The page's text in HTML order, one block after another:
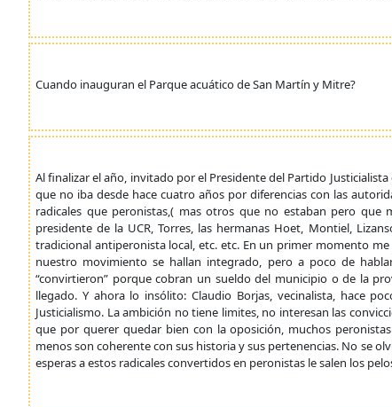
Cuando inauguran el Parque acuático de San Martín y Mitre?
Al finalizar el año, invitado por el Presidente del Partido
que no iba desde hace cuatro años por diferencias con las
radicales que peronistas,( mas otros que no estaban pero
presidente de la UCR, Torres, las hermanas Hoet, Montiel,
tradicional antiperonista local, etc. etc. En un primer momento
nuestro movimiento se hallan integrado, pero a poco de
“convirtieron” porque cobran un sueldo del municipio o de la
llegado. Y ahora lo insólito: Claudio Borjas, vecinalista, hace
Justicialismo. La ambición no tiene limites, no interesan las
que por querer quedar bien con la oposición, muchos
menos son coherente con sus historia y sus pertenencias. No se
esperas a estos radicales convertidos en peronistas le salen los